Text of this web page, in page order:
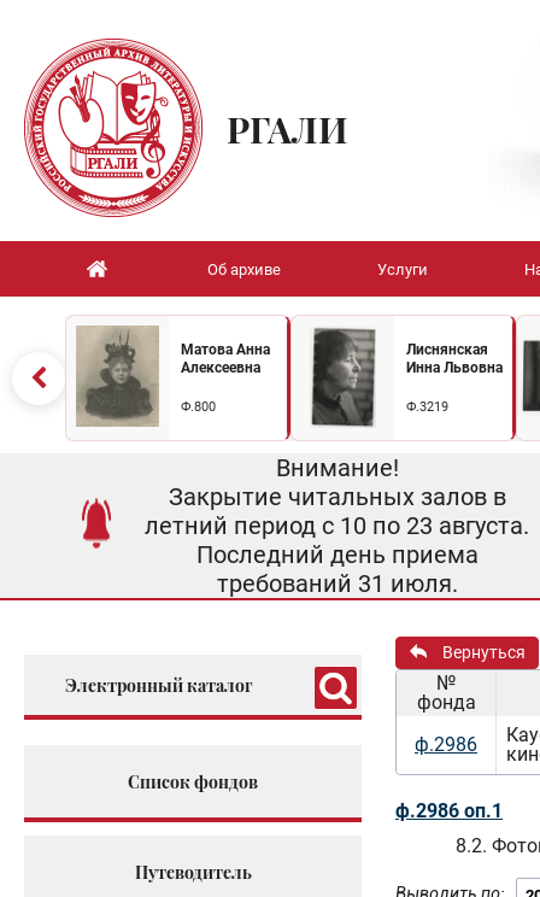
РГАЛИ
Об архиве Услуги
Матова Анна
Алексеевна
Ф.800
Лиснянская
Инна Львовна
Ф.3219
Внимание!
Закрытие читальных залов в
летний период с 10 по 23 августа.
Последний день приема
требований 31 июля.
Электронный каталог
Список фондов
Путеводитель
Вернуться
№
фонда
ф.2986
ф.2986 оп.1
8.2.